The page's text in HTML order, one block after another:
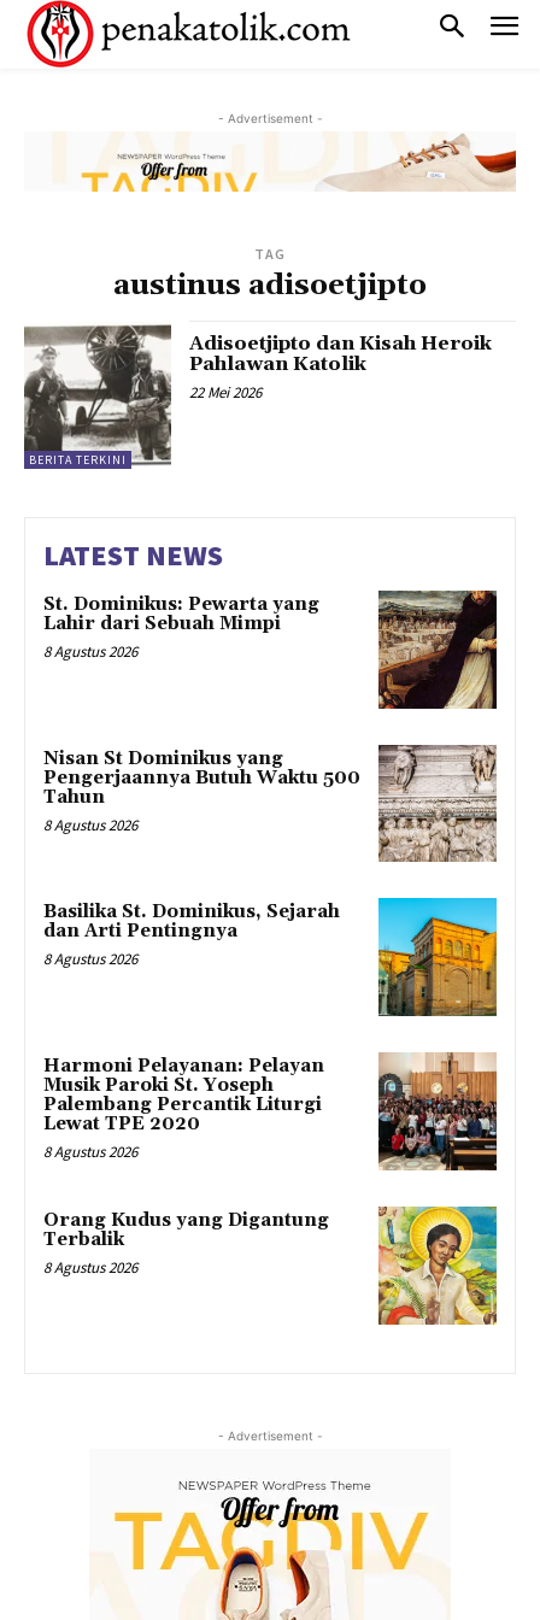
- Advertisement -
TAG
austinus adisoetjipto
BERITA TERKINI
Adisoetjipto dan Kisah Heroik
Pahlawan Katolik
22 Mei 2026
LATEST NEWS
St. Dominikus: Pewarta yang
Lahir dari Sebuah Mimpi
8 Agustus 2026
Nisan St Dominikus yang
Pengerjaannya Butuh Waktu 500
Tahun
8 Agustus 2026
Basilika St. Dominikus, Sejarah
dan Arti Pentingnya
8 Agustus 2026
Harmoni Pelayanan: Pelayan
Musik Paroki St. Yoseph
Palembang Percantik Liturgi
Lewat TPE 2020
8 Agustus 2026
Orang Kudus yang Digantung
Terbalik
8 Agustus 2026
- Advertisement -